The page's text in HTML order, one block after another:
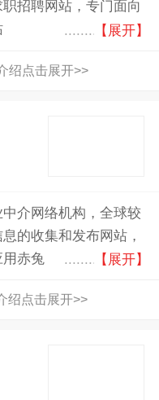
招聘网站，专门面向
【展开】
绍点击展开>>
中介网络机构，全球较
的收集和发布网站，
赤兔
【展开】
绍点击展开>>